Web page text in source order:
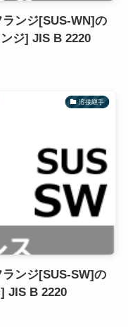
ンジ[SUS-WN]の
ジ] JIS B 2220
溶接継手
ンジ[SUS-SW]の
JIS B 2220